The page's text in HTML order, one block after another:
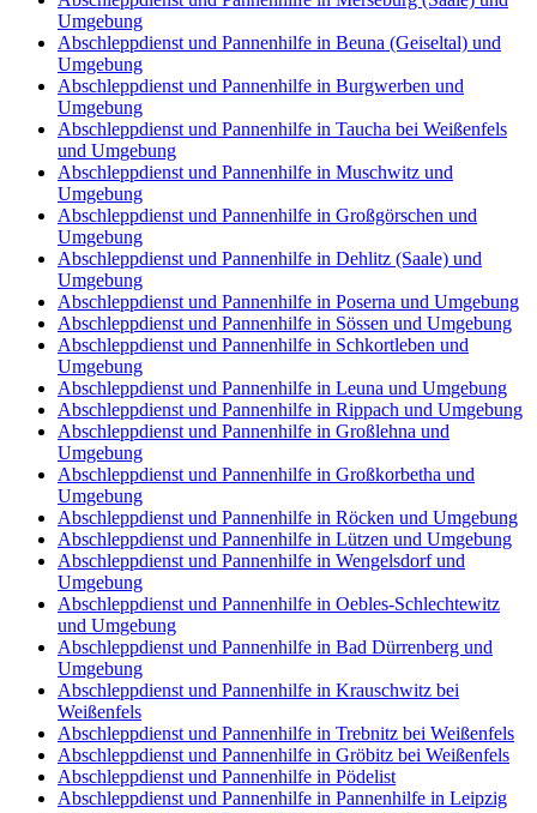
Umgebung
Abschleppdienst und Pannenhilfe in Beuna (Geiseltal) und
Umgebung
Abschleppdienst und Pannenhilfe in Burgwerben und
Umgebung
Abschleppdienst und Pannenhilfe in Taucha bei Weißenfels
und Umgebung
Abschleppdienst und Pannenhilfe in Muschwitz und
Umgebung
Abschleppdienst und Pannenhilfe in Großgörschen und
Umgebung
Abschleppdienst und Pannenhilfe in Dehlitz (Saale) und
Umgebung
Abschleppdienst und Pannenhilfe in Poserna und Umgebung
Abschleppdienst und Pannenhilfe in Sössen und Umgebung
Abschleppdienst und Pannenhilfe in Schkortleben und
Umgebung
Abschleppdienst und Pannenhilfe in Leuna und Umgebung
Abschleppdienst und Pannenhilfe in Rippach und Umgebung
Abschleppdienst und Pannenhilfe in Großlehna und
Umgebung
Abschleppdienst und Pannenhilfe in Großkorbetha und
Umgebung
Abschleppdienst und Pannenhilfe in Röcken und Umgebung
Abschleppdienst und Pannenhilfe in Lützen und Umgebung
Abschleppdienst und Pannenhilfe in Wengelsdorf und
Umgebung
Abschleppdienst und Pannenhilfe in Oebles-Schlechtewitz
und Umgebung
Abschleppdienst und Pannenhilfe in Bad Dürrenberg und
Umgebung
Abschleppdienst und Pannenhilfe in Krauschwitz bei
Weißenfels
Abschleppdienst und Pannenhilfe in Trebnitz bei Weißenfels
Abschleppdienst und Pannenhilfe in Gröbitz bei Weißenfels
Abschleppdienst und Pannenhilfe in Pödelist
Abschleppdienst und Pannenhilfe in Pannenhilfe in Leipzig